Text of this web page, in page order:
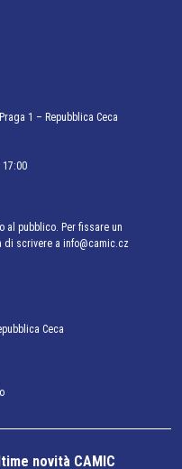
1 – Repubblica Ceca
al pubblico. Per fissare un
di scrivere a info@camic.cz
Ceca
novità CAMIC